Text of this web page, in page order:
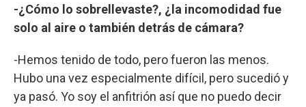
-¿Cómo lo sobrellevaste?, ¿la incomodidad fue
solo al aire o también detrás de cámara?
-Hemos tenido de todo, pero fueron las menos.
Hubo una vez especialmente difícil, pero sucedió y
ya pasó. Yo soy el anfitrión así que no puedo decir